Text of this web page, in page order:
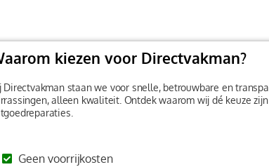
kiezen voor Directvakman?
Directvakman staan we voor snelle, betrouwbare en
alleen kwaliteit. Ontdek waarom wij dé keuze
Geen voorrijkosten